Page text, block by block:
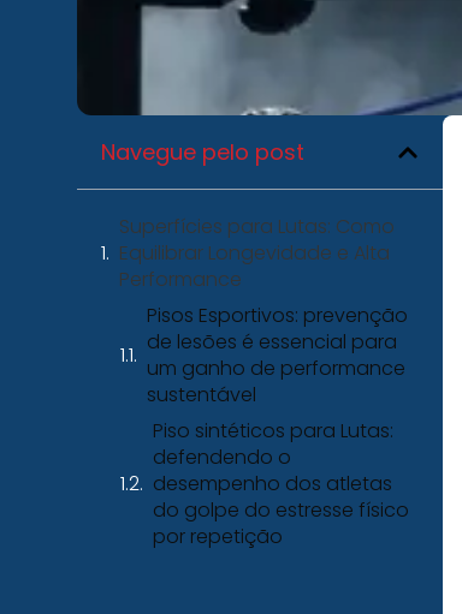
Navegue pelo post
Superfícies para Lutas: Como
Equilibrar Longevidade e Alta
Performance
Pisos Esportivos: prevenção
de lesões é essencial para
um ganho de performance
sustentável
Piso sintéticos para Lutas:
defendendo o
desempenho dos atletas
do golpe do estresse físico
por repetição